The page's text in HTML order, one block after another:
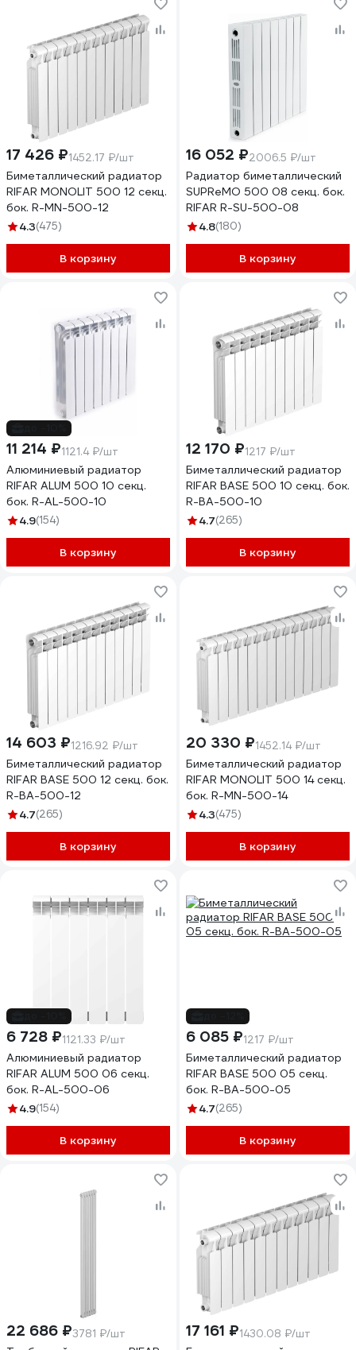
17 426 ₽1452.17 ₽/шт
Биметаллический радиатор
RIFAR MONOLIT 500 12 секц.
бок. R-MN-500-12
4.3(475)
В корзину
16 052 ₽2006.5 ₽/шт
Радиатор биметаллический
SUPReMO 500 08 секц. бок.
RIFAR R-SU-500-08
4.8(180)
В корзину
11 214 ₽1121.4 ₽/шт
Алюминиевый радиатор
RIFAR ALUM 500 10 секц.
бок. R-AL-500-10
4.9(154)
В корзину
12 170 ₽1217 ₽/шт
Биметаллический радиатор
RIFAR BASE 500 10 секц. бок.
R-BA-500-10
4.7(265)
В корзину
14 603 ₽1216.92 ₽/шт
Биметаллический радиатор
RIFAR BASE 500 12 секц. бок.
R-BA-500-12
4.7(265)
В корзину
20 330 ₽1452.14 ₽/шт
Биметаллический радиатор
RIFAR MONOLIT 500 14 секц.
бок. R-MN-500-14
4.3(475)
В корзину
6 728 ₽1121.33 ₽/шт
Алюминиевый радиатор
RIFAR ALUM 500 06 секц.
бок. R-AL-500-06
4.9(154)
В корзину
6 085 ₽1217 ₽/шт
Биметаллический радиатор
RIFAR BASE 500 05 секц.
бок. R-BA-500-05
4.7(265)
В корзину
22 686 ₽3781 ₽/шт 17 161 ₽1430.08 ₽/шт